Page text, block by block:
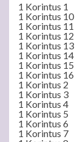
1 Korintus 1
1 Korintus 10
1 Korintus 11
1 Korintus 12
1 Korintus 13
1 Korintus 14
1 Korintus 15
1 Korintus 16
1 Korintus 2
1 Korintus 3
1 Korintus 4
1 Korintus 5
1 Korintus 6
1 Korintus 7